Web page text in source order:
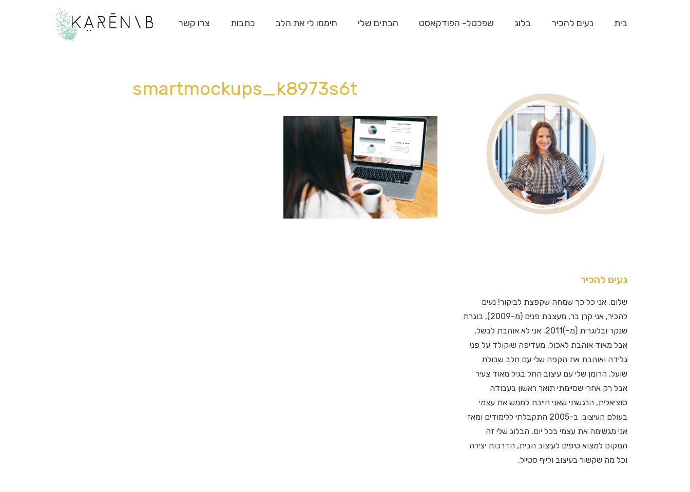
בית נעים להכיר בלוג שפכטל- הפודקאסט הבתים שלי חיממו לי את הלב כתבות צרו קשר
smartmockups_k8973s6t
נעים להכיר
שלום, אני כל כך שמחה שקפצת לביקור! נעים
להכיר, אני קרן בר, מעצבת פנים (מ-2009), בוגרת
שנקר ובלוגרית (מ-)2011. אני לא אוהבת לבשל,
אבל מאוד אוהבת לאכול, מעדיפה שוקולד על פני
גלידה ואוהבת את הקפה שלי עם חלב שבולת
שועל. הרומן שלי עם עיצוב החל בגיל מאוד צעיר
אבל רק אחרי שסיימתי תואר ראשון בעבודה
סוציאלית, הרגשתי שאני חייבת לממש את עצמי
בעולם העיצוב. ב-2005 התקבלתי ללימודים ומאז
אני מגשימה את עצמי בכל יום. הבלוג שלי זה
המקום למצוא טיפים לעיצוב הבית, הדרכות יצירה
וכל מה שקשור בעיצוב ולייף סטייל.